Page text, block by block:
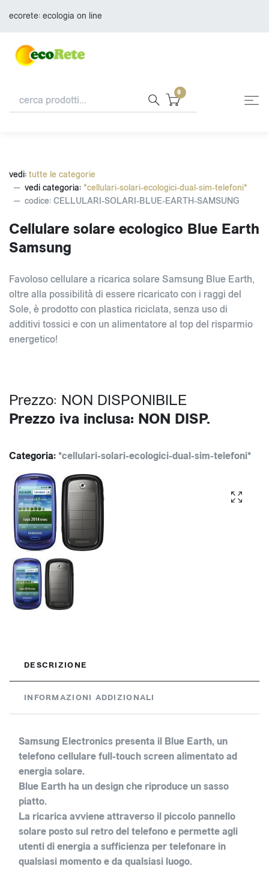
ecorete: ecologia on line
0
vedi: tutte le categorie
vedi categoria: *cellulari-solari-ecologici-dual-sim-telefoni*
codice: CELLULARI-SOLARI-BLUE-EARTH-SAMSUNG
Cellulare solare ecologico Blue Earth
Samsung
Favoloso cellulare a ricarica solare Samsung Blue Earth,
oltre alla possibilità di essere ricaricato con i raggi del
Sole, è prodotto con plastica riciclata, senza uso di
additivi tossici e con un alimentatore al top del risparmio
energetico!
Prezzo: NON DISPONIBILE
Prezzo iva inclusa: NON DISP.
Categoria:*cellulari-solari-ecologici-dual-sim-telefoni*
DESCRIZIONE
INFORMAZIONI ADDIZIONALI
Samsung Electronics presenta il Blue Earth, un
telefono cellulare full-touch screen alimentato ad
energia solare.
Blue Earth ha un design che riproduce un sasso
piatto.
La ricarica avviene attraverso il piccolo pannello
solare posto sul retro del telefono e permette agli
utenti di energia a sufficienza per telefonare in
qualsiasi momento e da qualsiasi luogo.